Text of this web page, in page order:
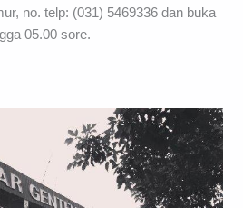
no. telp: (031) 5469336 dan buka
05.00 sore.